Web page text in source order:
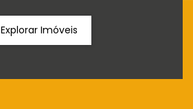
Explorar Imóveis